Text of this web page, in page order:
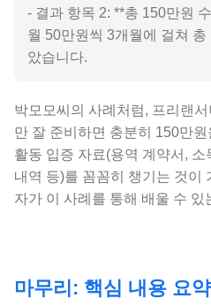
- 결과 항목 2: **총 150만원
월 50만원씩 3개월에 걸쳐
았습니다.
박모모씨의 사례처럼, 프리랜
만 잘 준비하면 충분히 150만
활동 입증 자료(용역 계약서,
내역 등)를 꼼꼼히 챙기는 것이
자가 이 사례를 통해 배울 수 있
마무리: 핵심 내용 요